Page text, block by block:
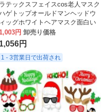
ラテックスフェイスcos老人マスク
ゲトップオールドマンヘッドウ
ィッグホワイトヘアマスク面白い
ビデオ
円 卸売り価格
1,056円
1 - 3営業日で出荷され